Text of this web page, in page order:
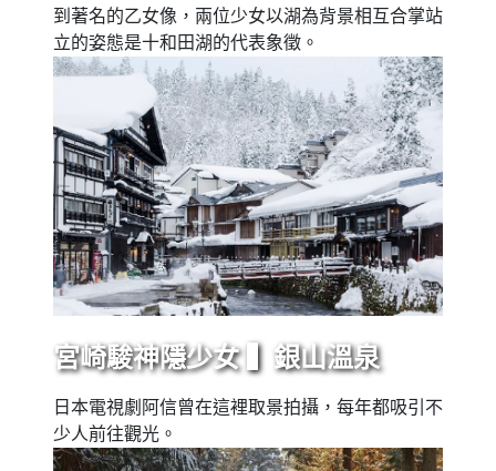
到著名的乙女像，兩位少女以湖為背景相互合掌站
立的姿態是十和田湖的代表象徵。
宮崎駿神隱少女 ▍銀山溫泉
日本電視劇阿信曾在這裡取景拍攝，每年都吸引不
少人前往觀光。